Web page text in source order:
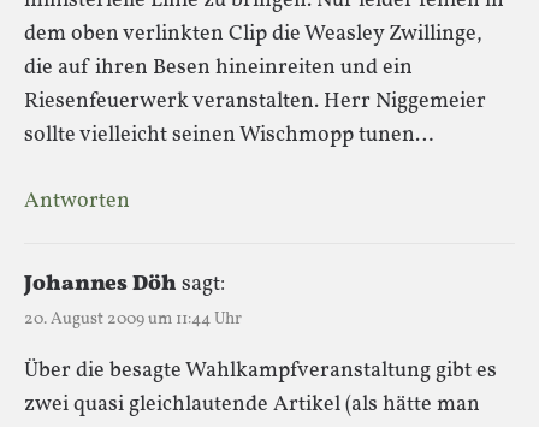
dem oben verlinkten Clip die Weasley Zwillinge,
die auf ihren Besen hineinreiten und ein
Riesenfeuerwerk veranstalten. Herr Niggemeier
sollte vielleicht seinen Wischmopp tunen…
Antworten
Johannes Döh sagt:
20. August 2009 um 11:44 Uhr
Über die besagte Wahlkampfveranstaltung gibt es
zwei quasi gleichlautende Artikel (als hätte man